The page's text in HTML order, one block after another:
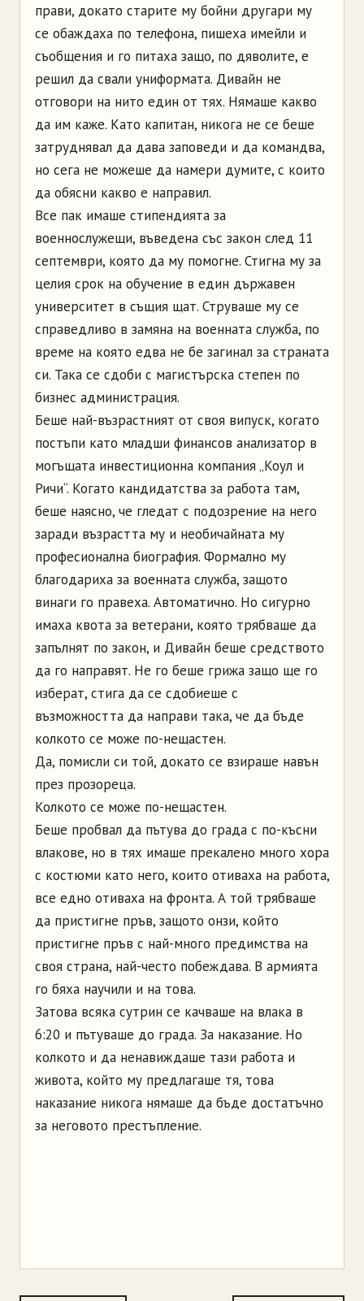
прави, докато старите му бойни другари му
се обаждаха по телефона, пишеха имейли и
съобщения и го питаха защо, по дяволите, е
решил да свали униформата. Дивайн не
отговори на нито един от тях. Нямаше какво
да им каже. Като капитан, никога не се беше
затруднявал да дава заповеди и да командва,
но сега не можеше да намери думите, с които
да обясни какво е направил.
Все пак имаше стипендията за
военнослужещи, въведена със закон след 11
септември, която да му помогне. Стигна му за
целия срок на обучение в един държавен
университет в същия щат. Струваше му се
справедливо в замяна на военната служба, по
време на която едва не бе загинал за страната
си. Така се сдоби с магистърска степен по
бизнес администрация.
Беше най-възрастният от своя випуск, когато
постъпи като младши финансов анализатор в
могъщата инвестиционна компания „Коул и
Ричи“. Когато кандидатства за работа там,
беше наясно, че гледат с подозрение на него
заради възрастта му и необичайната му
професионална биография. Формално му
благодариха за военната служба, защото
винаги го правеха. Автоматично. Но сигурно
имаха квота за ветерани, която трябваше да
запълнят по закон, и Дивайн беше средството
да го направят. Не го беше грижа защо ще го
изберат, стига да се сдобиеше с
възможността да направи така, че да бъде
колкото се може по-нещастен.
Да, помисли си той, докато се взираше навън
през прозореца.
Колкото се може по-нещастен.
Беше пробвал да пътува до града с по-късни
влакове, но в тях имаше прекалено много хора
с костюми като него, които отиваха на работа,
все едно отиваха на фронта. А той трябваше
да пристигне пръв, защото онзи, който
пристигне пръв с най-много предимства на
своя страна, най-често побеждава. В армията
го бяха научили и на това.
Затова всяка сутрин се качваше на влака в
6:20 и пътуваше до града. За наказание. Но
колкото и да ненавиждаше тази работа и
живота, който му предлагаше тя, това
наказание никога нямаше да бъде достатъчно
за неговото престъпление.